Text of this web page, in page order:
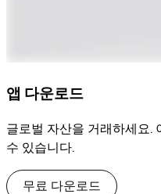
앱 다운로드
글로벌 자산을 거래하세요.
수 있습니다.
무료 다운로드